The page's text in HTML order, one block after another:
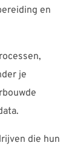
en
je
die hun